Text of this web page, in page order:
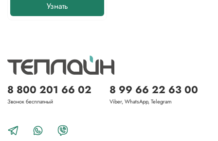
Узнать
8 800 201 66 02
Звонок бесплатный
8 99 66 22 63 00
Viber, WhatsApp, Telegram